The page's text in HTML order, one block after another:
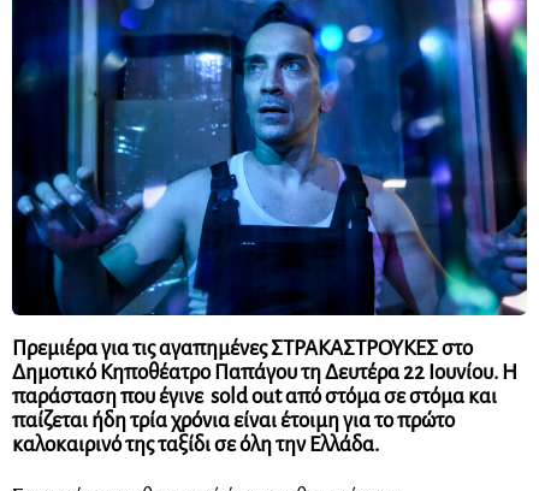
Πρεμιέρα για τις αγαπημένες ΣΤΡΑΚΑΣΤΡΟΥΚΕΣ στο
Δημοτικό Κηποθέατρο Παπάγου τη Δευτέρα 22 Ιουνίου. Η
παράσταση που έγινε sold out από στόμα σε στόμα και
παίζεται ήδη τρία χρόνια είναι έτοιμη για το πρώτο
καλοκαιρινό της ταξίδι σε όλη την Ελλάδα.